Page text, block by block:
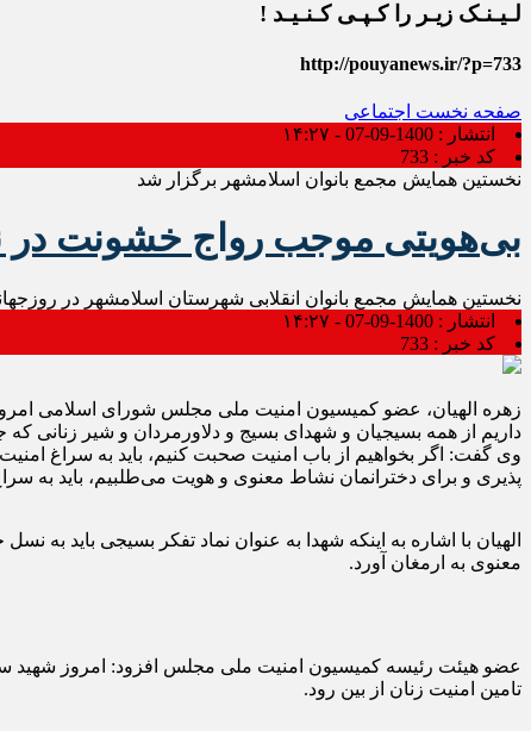
لـیـنـک زیـر را کـپـی کـنـیـد !
http://pouyanews.ir/?p=733
صفحه نخست اجتماعی
انتشار : 1400-09-07 - ۱۴:۲۷
کد خبر : 733
نخستین همایش مجمع بانوان اسلامشهر برگزار شد
بی‌هویتی موجب رواج خشونت در
نخستین همایش مجمع بانوان انقلابی شهرستان اسلامشهر در
انتشار : 1400-09-07 - ۱۴:۲۷
کد خبر : 733
زهره الهیان، عضو کمیسیون امنیت ملی مجلس شورای اسلامی
داریم از همه بسیجیان و شهدای بسیج و دلاورمردان و شیر زنانی
وی گفت: اگر بخواهیم از باب امنیت صحبت کنیم، باید به سراغ
پذیری و برای دخترانمان نشاط معنوی و هویت می‌طلبیم، باید به
الهیان با اشاره به اینکه شهدا به عنوان نماد تفکر بسیجی باید
معنوی به ارمغان آورد.
عضو هیئت رئیسه کمیسیون امنیت ملی مجلس افزود: امروز شهید
تامین امنیت زنان از بین رود.